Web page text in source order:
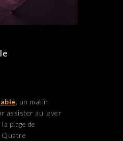
, un matin
assister au lever
plage de
Quatre